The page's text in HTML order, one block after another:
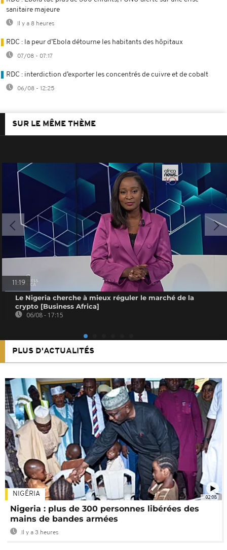
sanitaire majeure
Il y a 8 heures
RDC : la peur d’Ebola détourne les habitants des hôpitaux
07/08 - 07:17
RDC : interdiction d’exporter les concentrés de cuivre et de cobalt
06/08 - 12:25
SUR LE MÊME THÈME
11:19
Le Nigeria cherche à mieux réguler le marché de la
crypto [Business Africa]
06/08 - 17:15
PLUS D'ACTUALITÉS
02:08
NIGÉRIA
Nigeria : plus de 300 personnes libérées des
mains de bandes armées
Il y a 3 heures